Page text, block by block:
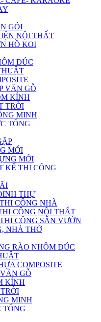
GÓI
NỘI THẤT
HỒ KOI
ĐÚC
VÂN GỖ
KÍNH
TRỜI
MINH
TỔNG
MỚI
MỚI
KẾ THI CÔNG
THỰ
CÔNG NHÀ
CÔNG NỘI THẤT
CÔNG SÂN VƯỜN
NHÀ THỜ
RÀO NHÔM ĐÚC
COMPOSITE
GỖ
KÍNH
MINH
TỔNG